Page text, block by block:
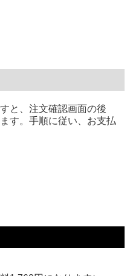
と、注文確認画面の後
す。手順に従い、お支払